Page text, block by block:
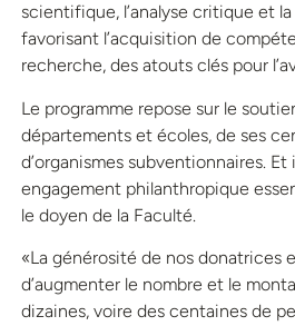
scientifique, l’analyse critique et
favorisant l’acquisition de
recherche, des atouts clés pour
Le programme repose sur le
départements et écoles, de ses
d’organismes subventionnaires. Et
engagement philanthropique
le doyen de la Faculté.
«La générosité de nos donatrices
d’augmenter le nombre et le
dizaines, voire des centaines de